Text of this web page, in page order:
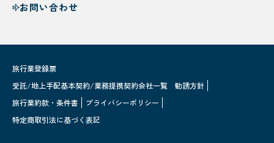
お問い合わせ
旅行業登録票
受託/地上手配基本契約/業務提携契約会社一覧
勧誘方針
旅行業約款・条件書
プライバシーポリシー
特定商取引法に基づく表記